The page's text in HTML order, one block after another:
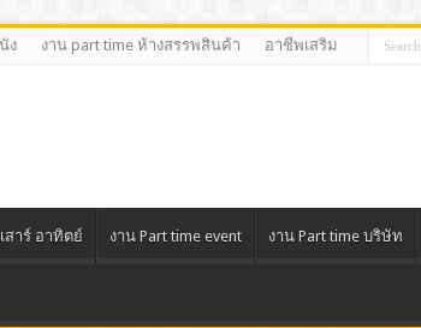
ง งาน part time ห้างสรรพสินค้า อาชีพเสริม
สาร์ อาทิตย์ งาน Part time event งาน Part time บริษัท